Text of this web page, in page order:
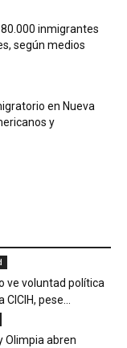
inmigrantes
según medios
en Nueva
y
ve voluntad política
CICIH, pese...
Olimpia abren